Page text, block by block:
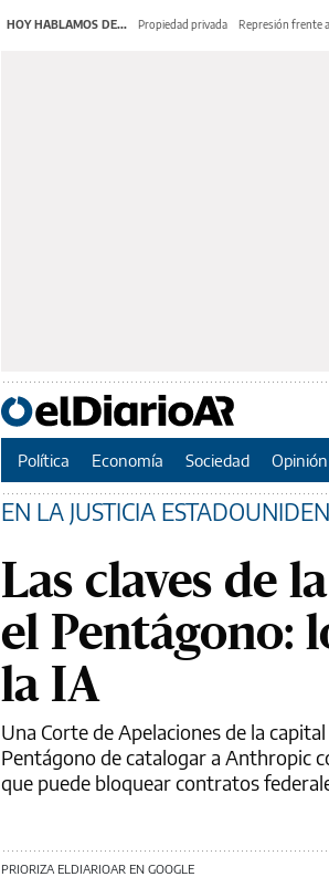
HOY HABLAMOS DE... Propiedad privada Represión frente
Política Economía Sociedad Opinión
EN LA JUSTICIA
Las claves de
el Pentágono:
la IA
Una Corte de Apelaciones de la
Pentágono de catalogar a Anthropic
que puede bloquear contratos
PRIORIZA ELDIARIOAR EN GOOGLE